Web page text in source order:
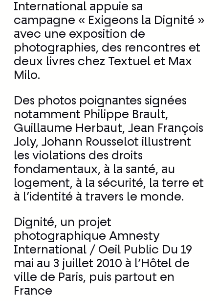
International appuie sa
campagne « Exigeons la Dignité »
avec une exposition de
photographies, des rencontres et
deux livres chez Textuel et Max
Milo.
Des photos poignantes signées
notamment Philippe Brault,
Guillaume Herbaut, Jean François
Joly, Johann Rousselot illustrent
les violations des droits
fondamentaux, à la santé, au
logement, à la sécurité, la terre et
à l’identité à travers le monde.
Dignité, un projet
photographique Amnesty
International / Oeil Public Du 19
mai au 3 juillet 2010 à l’Hôtel de
ville de Paris, puis partout en
France